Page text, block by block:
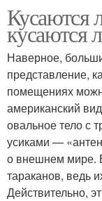
Кусаются
кусаются
Наверное,
представление,
помещениях
американский
овальное тело с
усиками —
о внешнем мире.
тараканов, ведь
Действительно,